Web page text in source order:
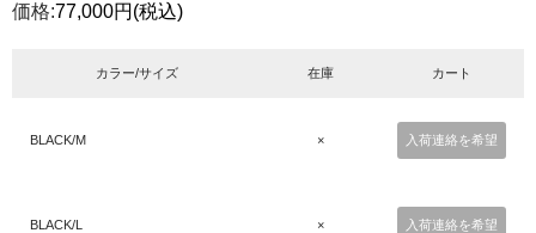
価格:77,000円 (税込)
カラー/サイズ 在庫 カート
BLACK/M × 入荷連絡を希望
BLACK/L × 入荷連絡を希望